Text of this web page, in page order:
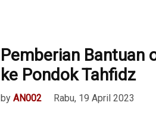
Pemberian Bantuan
ke Pondok Tahfidz
by AN002 Rabu, 19 April 2023